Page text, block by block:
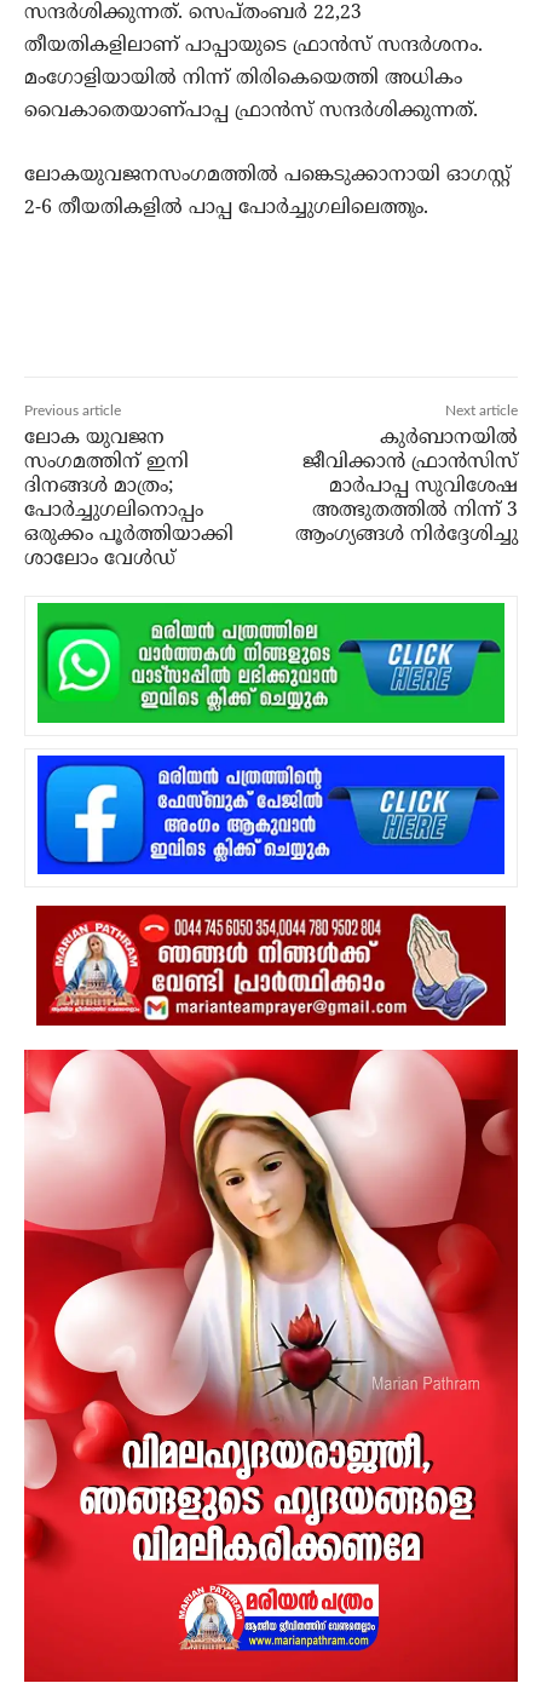
സന്ദര്‍ശിക്കുന്നത്. സെപ്തംബര്‍ 22,23
തീയതികളിലാണ് പാപ്പായുടെ ഫ്രാന്‍സ് സന്ദര്‍ശനം.
മംഗോളിയായില്‍ നിന്ന് തിരികെയെത്തി അധികം
വൈകാതെയാണ്പാപ്പ ഫ്രാന്‍സ് സന്ദര്‍ശിക്കുന്നത്.
ലോകയുവജനസംഗമത്തില്‍ പങ്കെടുക്കാനായി ഓഗസ്റ്റ്
2-6 തീയതികളില്‍ പാപ്പ പോര്‍ച്ചുഗലിലെത്തും.
Previous article
ലോക യുവജന
സംഗമത്തിന് ഇനി
ദിനങ്ങൾ മാത്രം;
പോർച്ചുഗലിനൊപ്പം
ഒരുക്കം പൂർത്തിയാക്കി
ശാലോം വേൾഡ്
Next article
കുർബാനയിൽ
ജീവിക്കാൻ ഫ്രാൻസിസ്
മാർപാപ്പ സുവിശേഷ
അത്ഭുതത്തിൽ നിന്ന് 3
ആംഗ്യങ്ങൾ നിർദ്ദേശിച്ചു